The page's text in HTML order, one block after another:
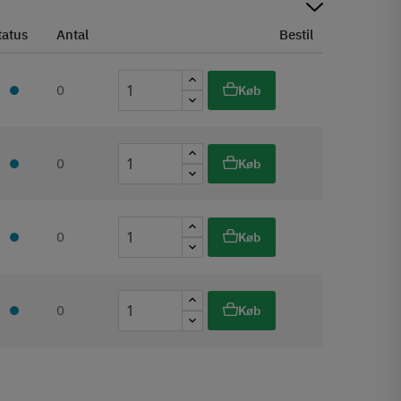
Antal Bestil
0 Køb
0 Køb
0 Køb
0 Køb